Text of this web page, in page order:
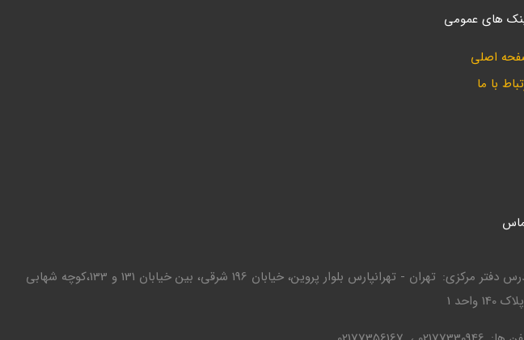
های عمومی
اصلی
با ما
دفتر مرکزی
تهران - تهرانپارس بلوار پروین، خیابان 196 شرقی، بین خیابان 131 و 133،کوچه شهابی
140 واحد 1